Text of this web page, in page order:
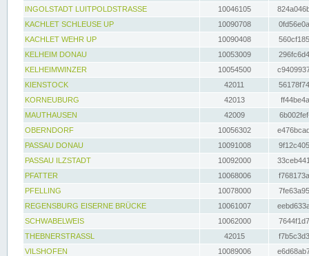
INGOLSTADT LUITPOLDSTRASSE
10046105
KACHLET SCHLEUSE UP
10090708
KACHLET WEHR UP
10090408
KELHEIM DONAU
10053009
KELHEIMWINZER
10054500
KIENSTOCK
42011
KORNEUBURG
42013
MAUTHAUSEN
42009
OBERNDORF
10056302
PASSAU DONAU
10091008
PASSAU ILZSTADT
10092000
PFATTER
10068006
PFELLING
10078000
REGENSBURG EISERNE BRÜCKE
10061007
SCHWABELWEIS
10062000
THEBNERSTRASSL
42015
VILSHOFEN
10089006